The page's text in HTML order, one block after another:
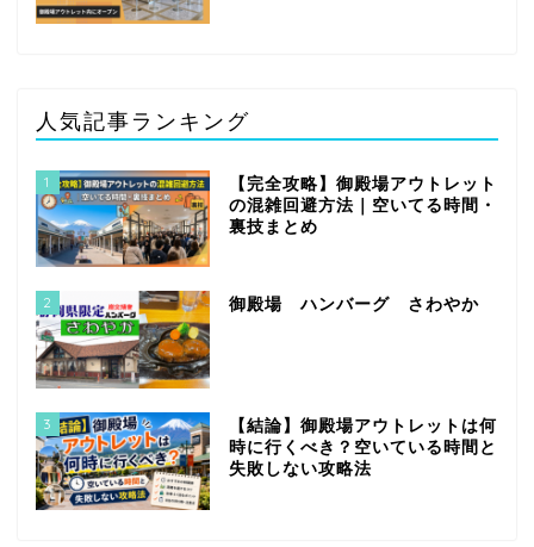
人気記事ランキング
1
【完全攻略】御殿場アウトレット
の混雑回避方法｜空いてる時間・
裏技まとめ
2 御殿場 ハンバーグ さわやか
3
【結論】御殿場アウトレットは何
時に行くべき？空いている時間と
失敗しない攻略法